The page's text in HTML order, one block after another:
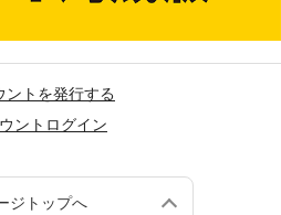
ントを発行する
ントログイン
ジトップへ